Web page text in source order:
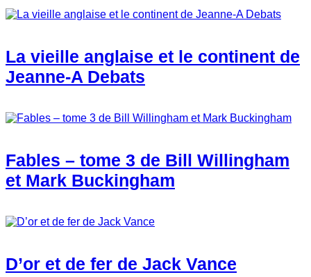
La vieille anglaise et le continent de
Jeanne-A Debats
Fables – tome 3 de Bill Willingham
et Mark Buckingham
D’or et de fer de Jack Vance